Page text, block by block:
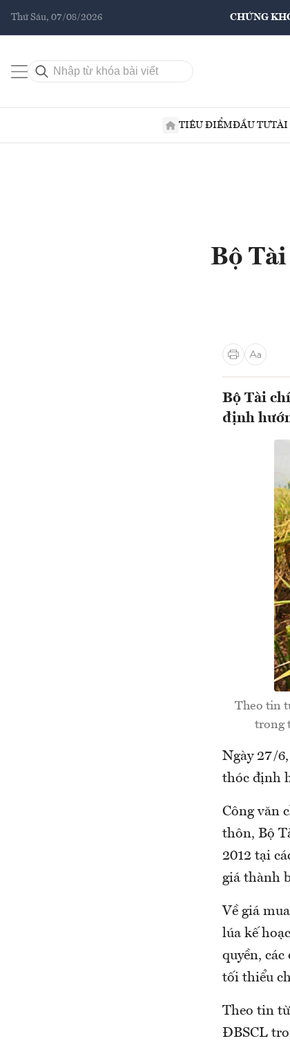
Thứ Sáu, 07/08/2026 CHỨNG
TIÊU ĐIỂMĐẦU TƯTÀI
Bộ
Bộ Tài
định
Theo tin
trong
Ngày 27/
thóc định
Công văn
thôn, Bộ
2012 tại
giá thành
Về giá
lúa kế
quyền,
tối thiểu
Theo tin
ĐBSCL